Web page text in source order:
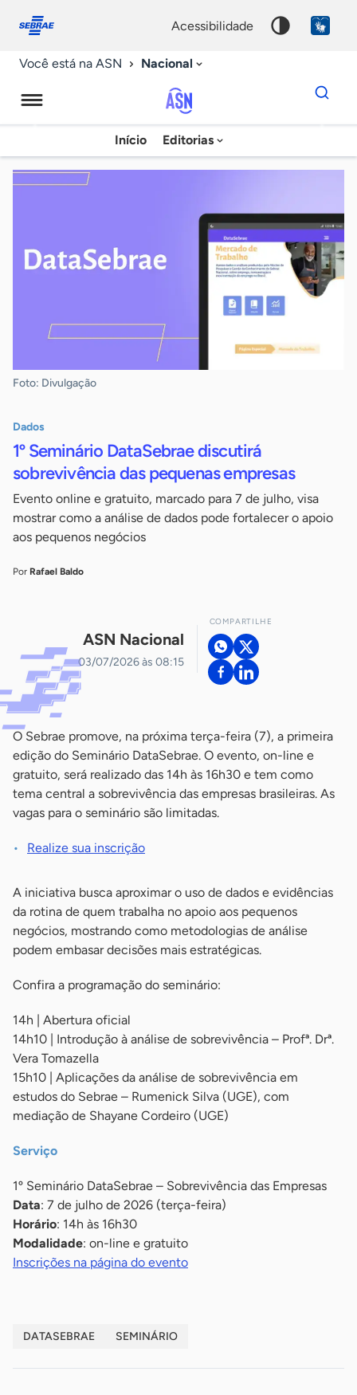
conosco
acessibilidade
Você está na ASN Nacional
Agência
Sebrae
Notícias
Início Editorias
Dados
para
chave
Foto: Divulgação
Dados
1º Seminário DataSebrae discutirá
sobrevivência das pequenas empresas
Evento online e gratuito, marcado para 7 de julho, visa
mostrar como a análise de dados pode fortalecer o apoio
aos pequenos negócios
Por Rafael Baldo
ASN Nacional
03/07/2026 às 08:15
COMPARTILHE
O Sebrae promove, na próxima terça-feira (7), a primeira
edição do Seminário DataSebrae. O evento, on-line e
gratuito, será realizado das 14h às 16h30 e tem como
tema central a sobrevivência das empresas brasileiras. As
vagas para o seminário são limitadas.
Realize sua inscrição
A iniciativa busca aproximar o uso de dados e evidências
da rotina de quem trabalha no apoio aos pequenos
negócios, mostrando como metodologias de análise
podem embasar decisões mais estratégicas.
Confira a programação do seminário:
14h | Abertura oficial
14h10 | Introdução à análise de sobrevivência – Profª. Drª.
Vera Tomazella
15h10 | Aplicações da análise de sobrevivência em
estudos do Sebrae – Rumenick Silva (UGE), com
mediação de Shayane Cordeiro (UGE)
Serviço
1º Seminário DataSebrae – Sobrevivência das Empresas
Data: 7 de julho de 2026 (terça-feira)
Horário: 14h às 16h30
Modalidade: on-line e gratuito
Inscrições na página do evento
DATASEBRAE SEMINÁRIO